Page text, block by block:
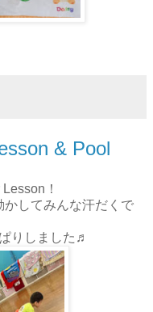
& Pool
！
かしてみんな汗だくで
りしました♬